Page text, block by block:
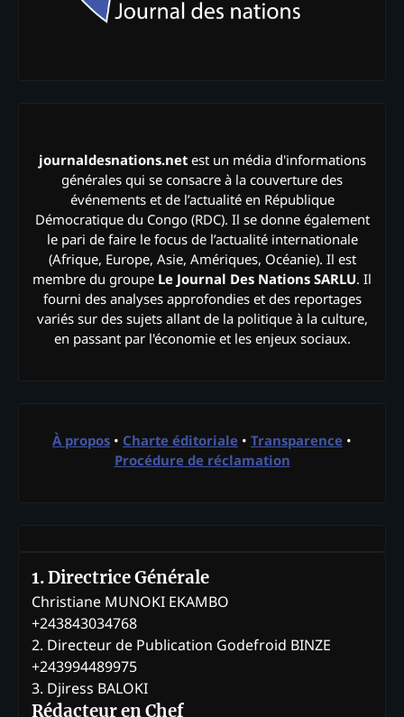
journaldesnations.netest un média d'informations
générales qui se consacre à la couverture des
événements et de l’actualité en République
Démocratique du Congo (RDC). Il se donne également
le pari de faire le focus de l’actualité internationale
(Afrique, Europe, Asie, Amériques, Océanie). Il est
membre du groupe Le Journal Des Nations SARLU. Il
fourni des analyses approfondies et des reportages
variés sur des sujets allant de la politique à la culture,
en passant par l'économie et les enjeux sociaux.
À propos • Charte éditoriale • Transparence •
Procédure de réclamation
1. Directrice Générale
Christiane MUNOKI EKAMBO
+243843034768
2. Directeur de Publication Godefroid BINZE
+243994489975
3. Djiress BALOKI
Rédacteur en Chef